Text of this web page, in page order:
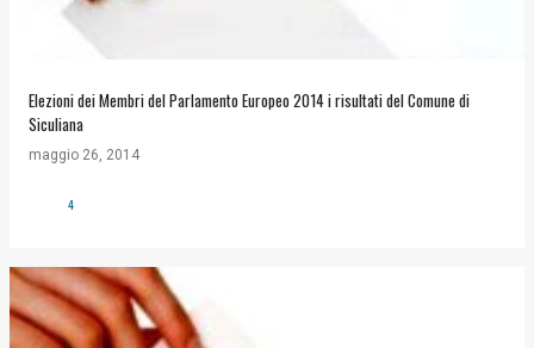
Elezioni dei Membri del Parlamento Europeo 2014 i risultati del Comune di
Siculiana
maggio 26, 2014
4